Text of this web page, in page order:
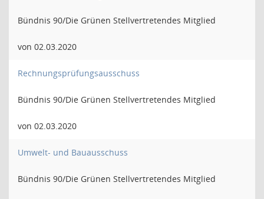
Bündnis 90/Die Grünen Stellvertretendes Mitglied
von 02.03.2020
Rechnungsprüfungsausschuss
Bündnis 90/Die Grünen Stellvertretendes Mitglied
von 02.03.2020
Umwelt- und Bauausschuss
Bündnis 90/Die Grünen Stellvertretendes Mitglied